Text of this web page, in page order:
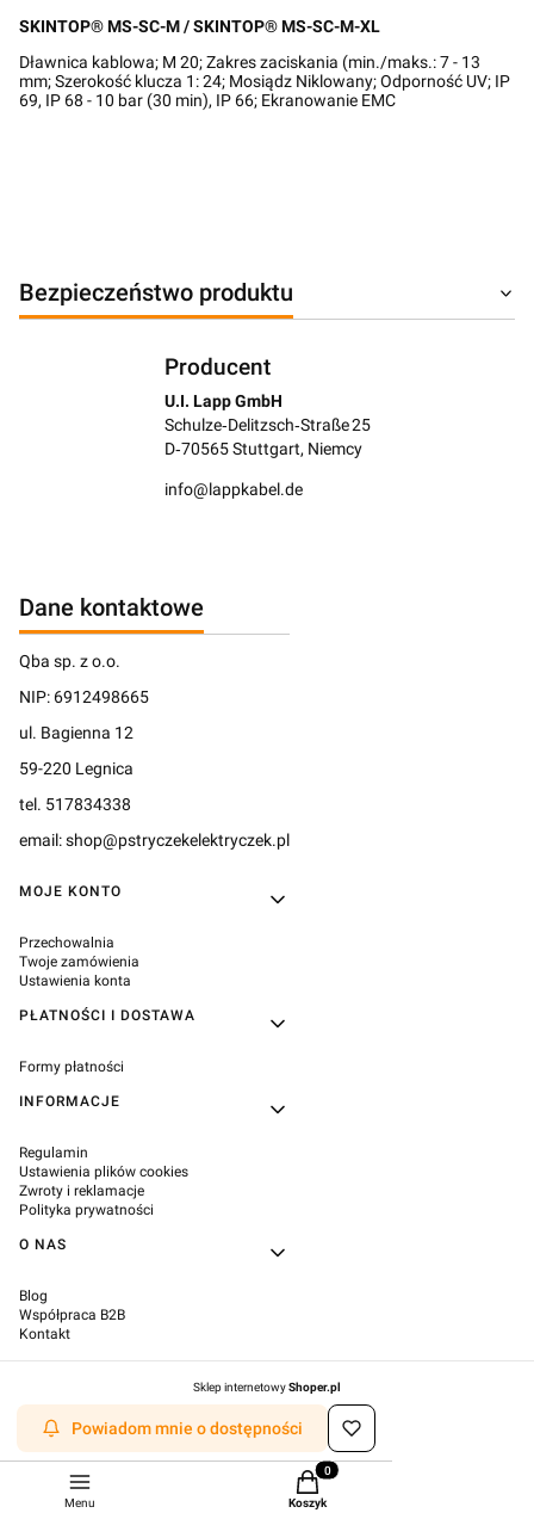
SKINTOP® MS-SC-M / SKINTOP® MS-SC-M-XL
Dławnica kablowa; M 20; Zakres zaciskania (min./maks.: 7 - 13
mm; Szerokość klucza 1: 24; Mosiądz Niklowany; Odporność UV; IP
69, IP 68 - 10 bar (30 min), IP 66; Ekranowanie EMC
Bezpieczeństwo produktu
Producent
U.I. Lapp GmbH
Schulze‑Delitzsch‑Straße 25
D‑70565 Stuttgart, Niemcy
info@lappkabel.de
Dane kontaktowe
Qba sp. z o.o.
NIP: 6912498665
ul. Bagienna 12
59-220 Legnica
tel. 517834338
email: shop@pstryczekelektryczek.pl
Linki w stopce
MOJE KONTO
Przechowalnia
Twoje zamówienia
Ustawienia konta
PŁATNOŚCI I DOSTAWA
Formy płatności
INFORMACJE
Regulamin
Ustawienia plików cookies
Zwroty i reklamacje
Polityka prywatności
O NAS
Blog
Współpraca B2B
Kontakt
Sklep internetowyShoper.pl
Powiadom mnie o dostępności
Menu
Produkty w koszyku: 0. Zobacz
Koszyk